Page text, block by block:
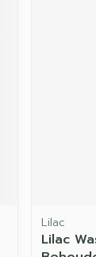
Lilac
Lilac